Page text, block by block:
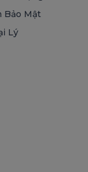
Bảo Mật
Lý